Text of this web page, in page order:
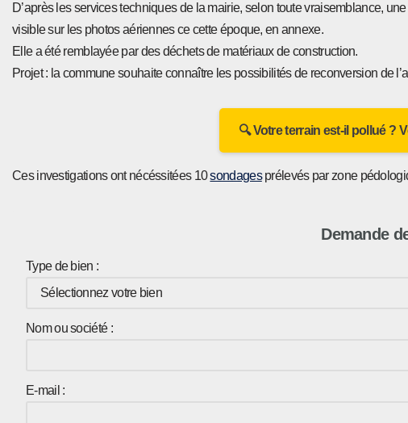
D’après les services techniques de la mairie, selon toute vraisemblance,
visible sur les photos aériennes ce cette époque, en annexe.
Elle a été remblayée par des déchets de matériaux de construction.
Projet : la commune souhaite connaître les possibilités de reconversion de
🔍 Votre terrain est-il pollué ?
Ces investigations ont nécéssitées 10sondagesprélevés par zone
Demande
Type de bien :
Nom ou société :
E-mail :